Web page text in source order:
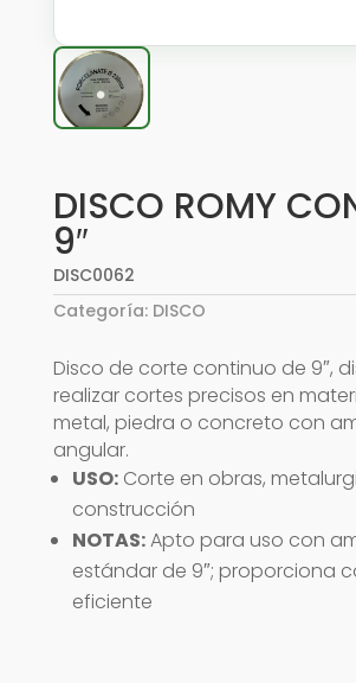
DISCO ROMY
9″
DISC0062
Categoría: DISCO
Disco de corte continuo de 9″,
realizar cortes precisos en
metal, piedra o concreto con
angular.
USO:Corte en obras,
construcción
NOTAS:Apto para uso con
estándar de 9″; proporciona
eficiente